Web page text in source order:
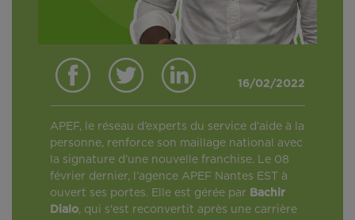
16/02/2022
APEF, le réseau d’experts du service d’aide à la
personne, renforce son maillage national avec
la signature d’une nouvelle franchise. Le 08
février dernier, l’agence APEF Nantes EST à
ouvert ses portes. Elle est gérée par Bachir
Dialo, qui s'est reconvertit après une carrière